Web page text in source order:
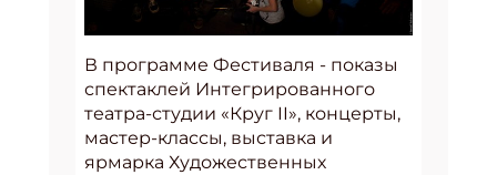
В программе Фестиваля - показы
спектаклей Интегрированного
театра-студии «Круг II», концерты,
мастер-классы, выставка и
ярмарка Художественных